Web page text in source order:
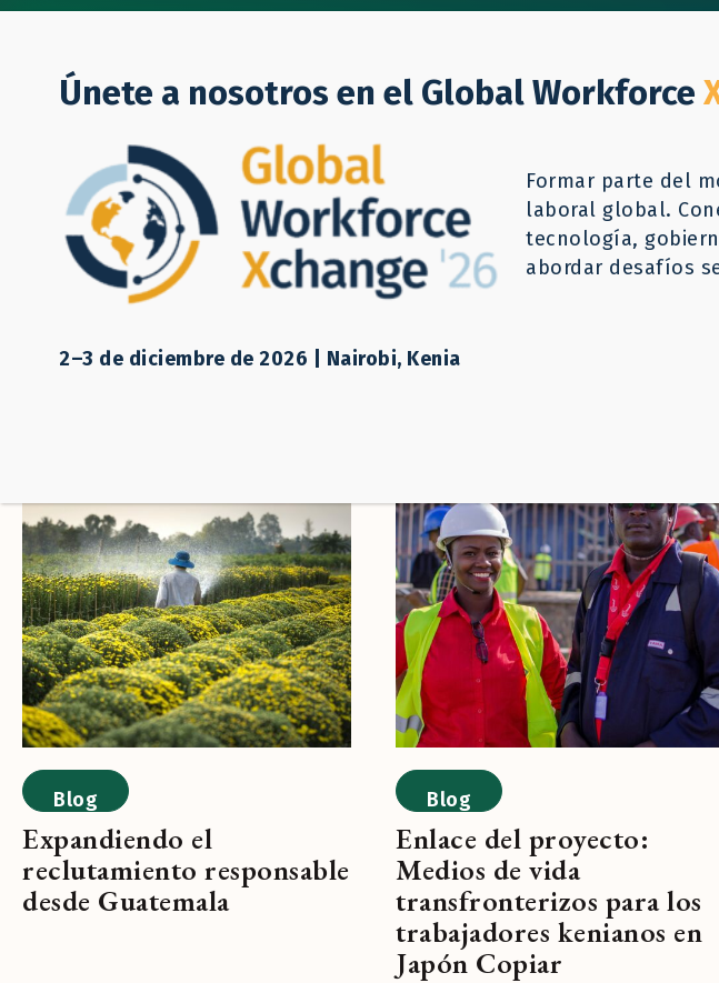
Hospitalidad
Blog
Expandiendo el
reclutamiento responsable
desde Guatemala
Blog
Enlace del proyecto:
Medios de vida
transfronterizos para los
trabajadores kenianos en
Japón Copiar
Únete a nosotros en el Global Workforce
Formar parte del
laboral global.
tecnología,
abordar desafíos
2–3 de diciembre de 2026 | Nairobi, Kenia